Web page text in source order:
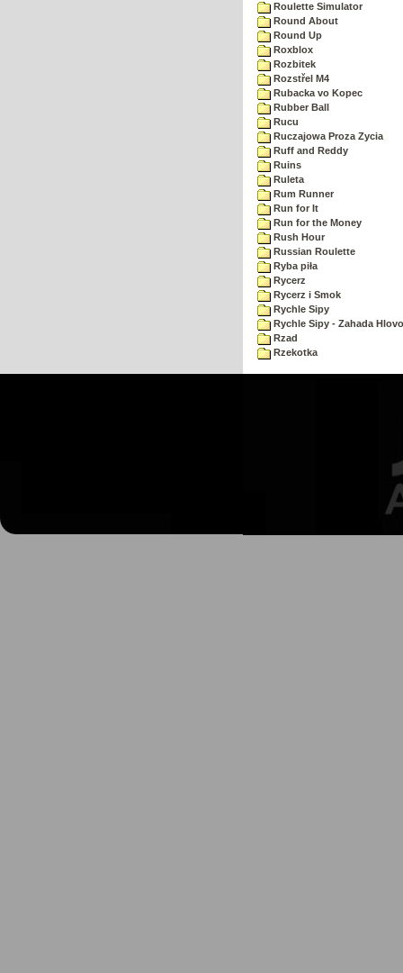
Roulette Simulator
Round About
Round Up
Roxblox
Rozbitek
Rozstřel M4
Rubacka vo Kopec
Rubber Ball
Rucu
Ruczajowa Proza Zycia
Ruff and Reddy
Ruins
Ruleta
Rum Runner
Run for It
Run for the Money
Rush Hour
Russian Roulette
Ryba piła
Rycerz
Rycerz i Smok
Rychle Sipy
Rychle Sipy - Zahada
Rzad
Rzekotka